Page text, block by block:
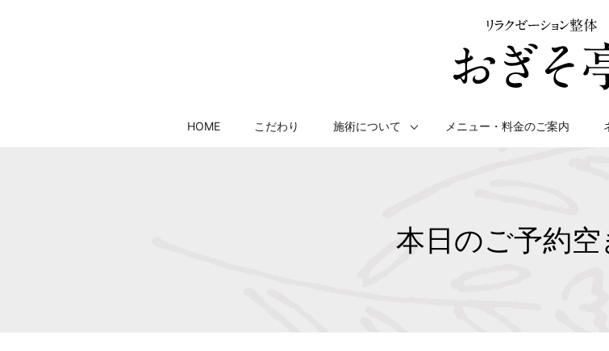
HOME こだわり 施術について メニュー・料金のご案内
本日のご予約空